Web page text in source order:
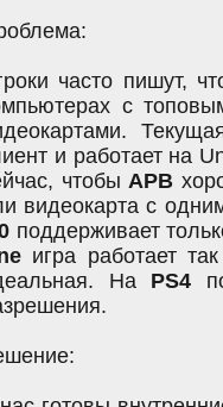
часто пишут,
с
и работает на
чтобыAPB
видеокарта с
поддерживает
игра работает
На PS4